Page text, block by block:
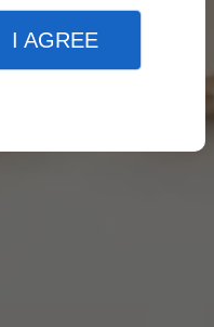
I AGREE